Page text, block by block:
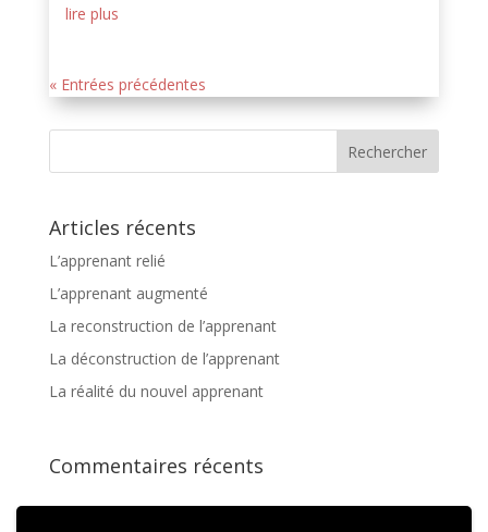
lire plus
« Entrées précédentes
Articles récents
L’apprenant relié
L’apprenant augmenté
La reconstruction de l’apprenant
La déconstruction de l’apprenant
La réalité du nouvel apprenant
Commentaires récents